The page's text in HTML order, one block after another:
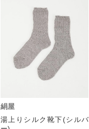
絹屋
湯上りシルク靴下(シルバ